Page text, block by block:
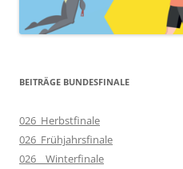
BEITRÄGE BUNDESFINALE
026_Herbstfinale
026_Frühjahrsfinale
026__Winterfinale